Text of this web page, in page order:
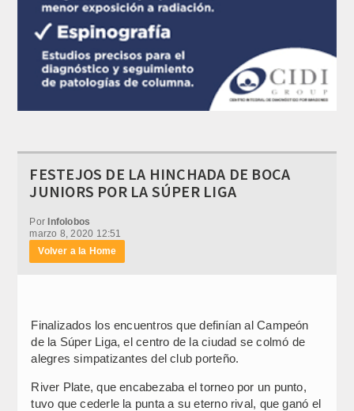
FESTEJOS DE LA HINCHADA DE BOCA
JUNIORS POR LA SÚPER LIGA
PorInfolobos
marzo 8, 2020 12:51
Volver a la Home
Finalizados los encuentros que definían al Campeón
de la Súper Liga, el centro de la ciudad se colmó de
alegres simpatizantes del club porteño.
River Plate, que encabezaba el torneo por un punto,
tuvo que cederle la punta a su eterno rival, que ganó el